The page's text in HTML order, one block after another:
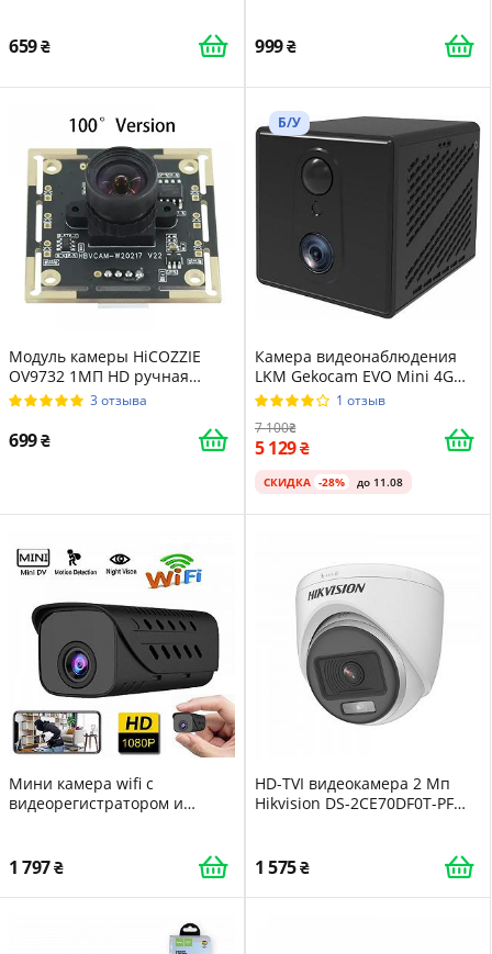
659
Черный
999
Модуль камеры HiCOZZIE
OV9732 1МП HD ручная
фокусировка от 30 см
3 отзыва
699
Б/У
Камера видеонаблюдения
LKM Gekocam EVO Mini 4G
Full HD Черный
1 отзыв
7 100
5 129
СКИДКА -28% до 11.08
Мини камера wifi c
видеорегистратором и
аккумулятором 850 мАч
1 797
HD-TVI видеокамера 2 Мп
Hikvision DS-2CE70DF0T-PF
1 575